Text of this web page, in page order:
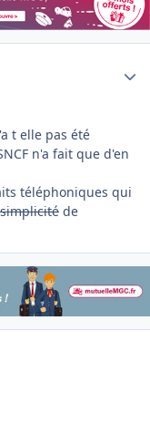
t elle pas été
n'a fait que d'en
téléphoniques qui
de